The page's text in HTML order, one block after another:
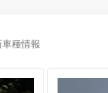
車種情報